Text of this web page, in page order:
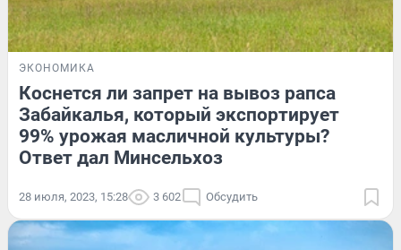
ЭКОНОМИКА
Коснется ли запрет на вывоз рапса
Забайкалья, который экспортирует
99% урожая масличной культуры?
Ответ дал Минсельхоз
28 июля, 2023, 15:28 3 602 Обсудить